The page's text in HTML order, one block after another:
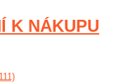
K NÁKUPU